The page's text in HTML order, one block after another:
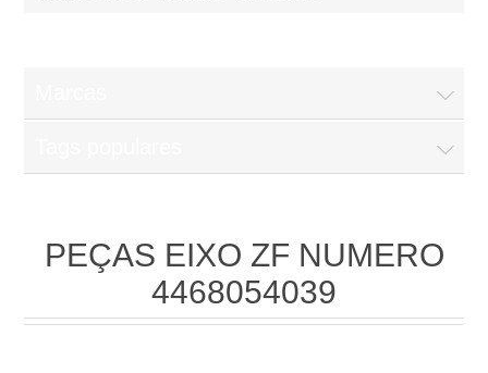
PEÇAS EIXO ZF NUMERO
4468054039